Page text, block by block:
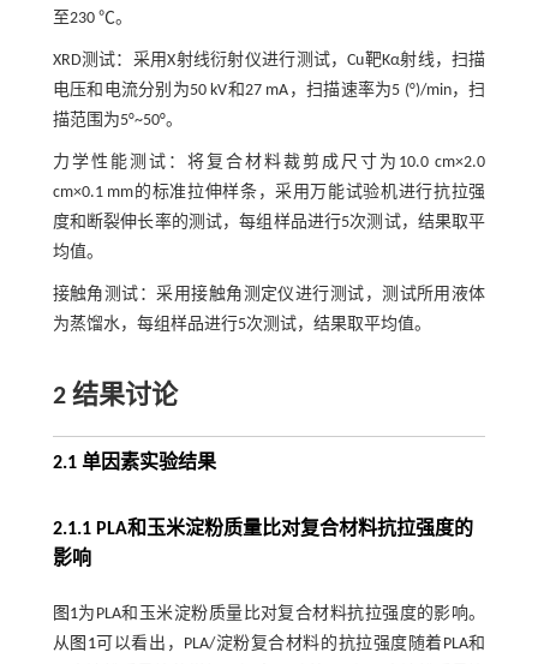
至230 ℃。
XRD测试：采用X射线衍射仪进行测试，Cu靶Kα射线，扫描
电压和电流分别为50 kV和27 mA，扫描速率为5 (°)/min，扫
描范围为5°~50°。
力学性能测试：将复合材料裁剪成尺寸为10.0 cm×2.0
cm×0.1 mm的标准拉伸样条，采用万能试验机进行抗拉强
度和断裂伸长率的测试，每组样品进行5次测试，结果取平
均值。
接触角测试：采用接触角测定仪进行测试，测试所用液体
为蒸馏水，每组样品进行5次测试，结果取平均值。
2 结果讨论
2.1 单因素实验结果
2.1.1 PLA和玉米淀粉质量比对复合材料抗拉强度的
影响
图1为PLA和玉米淀粉质量比对复合材料抗拉强度的影响。
从图1可以看出，PLA/淀粉复合材料的抗拉强度随着PLA和